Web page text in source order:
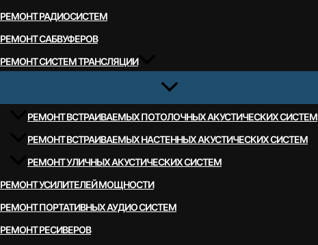
РЕМОНТ РАДИОСИСТЕМ
РЕМОНТ САБВУФЕРОВ
РЕМОНТ СИСТЕМ ТРАНСЛЯЦИИ
РЕМОНТ ВСТРАИВАЕМЫХ ПОТОЛОЧНЫХ АКУСТИЧЕСКИХ СИСТЕМ
РЕМОНТ ВСТРАИВАЕМЫХ НАСТЕННЫХ АКУСТИЧЕСКИХ СИСТЕМ
РЕМОНТ УЛИЧНЫХ АКУСТИЧЕСКИХ СИСТЕМ
РЕМОНТ УСИЛИТЕЛЕЙ МОЩНОСТИ
РЕМОНТ ПОРТАТИВНЫХ АУДИО СИСТЕМ
РЕМОНТ РЕСИВЕРОВ